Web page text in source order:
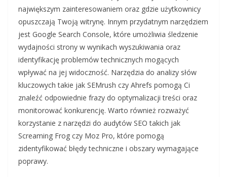
największym zainteresowaniem oraz gdzie użytkownicy
opuszczają Twoją witrynę. Innym przydatnym narzędziem
jest Google Search Console, które umożliwia śledzenie
wydajności strony w wynikach wyszukiwania oraz
identyfikację problemów technicznych mogących
wpływać na jej widoczność. Narzędzia do analizy słów
kluczowych takie jak SEMrush czy Ahrefs pomogą Ci
znaleźć odpowiednie frazy do optymalizacji treści oraz
monitorować konkurencję. Warto również rozważyć
korzystanie z narzędzi do audytów SEO takich jak
Screaming Frog czy Moz Pro, które pomogą
zidentyfikować błędy techniczne i obszary wymagające
poprawy.